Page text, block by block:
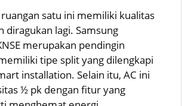
satu ini memiliki kualitas
diragukan lagi. Samsung
merupakan pendingin
tipe split yang dilengkapi
installation. Selain itu, AC ini
½ pk dengan fitur yang